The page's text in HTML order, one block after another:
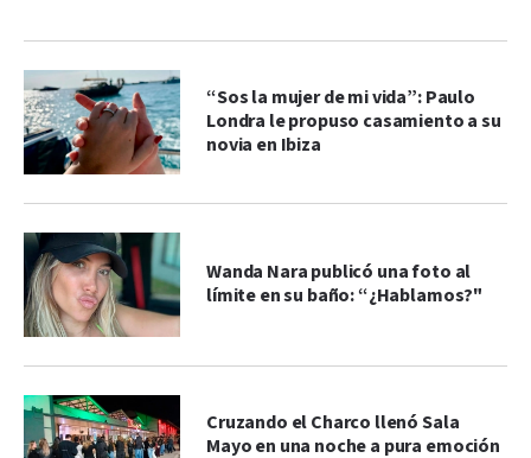
“Sos la mujer de mi vida”: Paulo
Londra le propuso casamiento a su
novia en Ibiza
Wanda Nara publicó una foto al
límite en su baño: “¿Hablamos?"
Cruzando el Charco llenó Sala
Mayo en una noche a pura emoción